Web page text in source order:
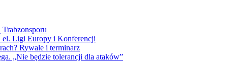
el. Ligi Europy i Konferencji
Rywale i terminarz
„Nie będzie tolerancji dla ataków”